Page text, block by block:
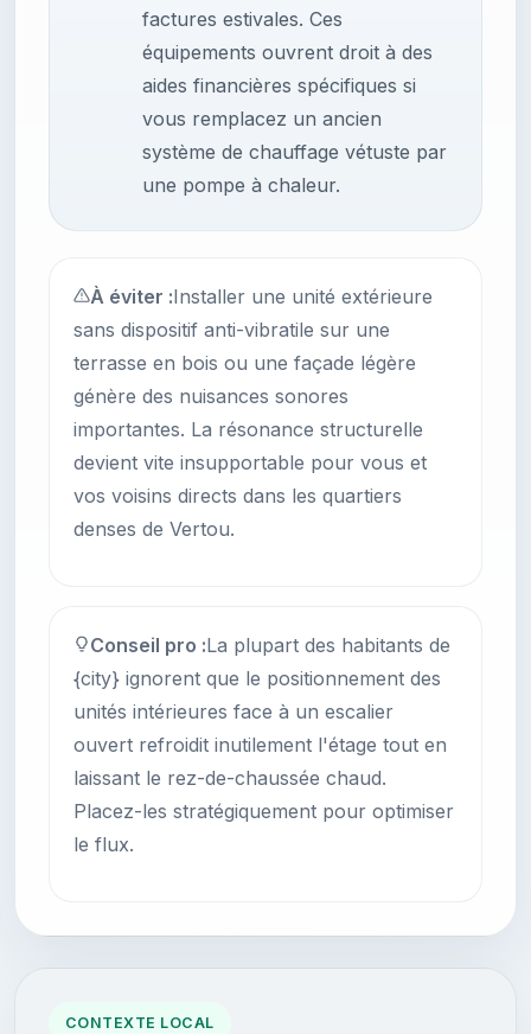
factures estivales. Ces
équipements ouvrent droit à des
aides financières spécifiques si
vous remplacez un ancien
système de chauffage vétuste par
une pompe à chaleur.
À éviter :Installer une unité extérieure
sans dispositif anti-vibratile sur une
terrasse en bois ou une façade légère
génère des nuisances sonores
importantes. La résonance structurelle
devient vite insupportable pour vous et
vos voisins directs dans les quartiers
denses de Vertou.
Conseil pro :La plupart des habitants de
{city} ignorent que le positionnement des
unités intérieures face à un escalier
ouvert refroidit inutilement l'étage tout en
laissant le rez-de-chaussée chaud.
Placez-les stratégiquement pour optimiser
le flux.
CONTEXTE LOCAL